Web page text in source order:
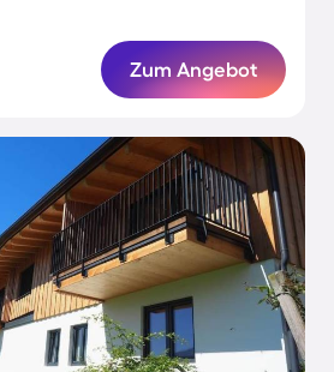
Zum Angebot